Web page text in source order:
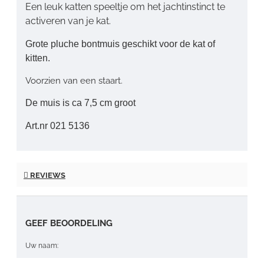
Een leuk katten speeltje om het jachtinstinct te
activeren van je kat.
Grote pluche bontmuis geschikt voor de kat of
kitten.
Voorzien van een staart.
De muis is ca 7,5 cm groot
Art.nr 021 5136
REVIEWS
GEEF BEOORDELING
Uw naam: